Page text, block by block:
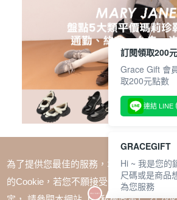
盤點 5 大類平價瑪莉
勤、約會、久走一次搞定！
為了提供您最佳的服務，本網站會在您的
的Cookie，若您不願接受Cookie時應如何
訂閱領取200
Grace Gift 會
取200元點數
連結 LINE
GRACEGIFT
Hi ~ 我是您的
尺碼或是商品
為您服務